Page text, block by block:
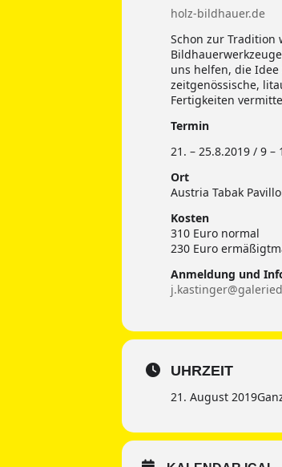
holz-bildhauer.de
Schon zur
uns helfen, die
zeitgenössische,
Fertigkeiten
Termin
21. – 25.8.2019 / 9 –
Ort
Austria Tabak
Kosten
310 Euro normal
230 Euro
Anmeldung und
UHRZEIT
21. August 2019